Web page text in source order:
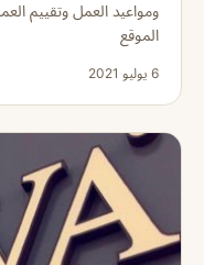
ومواعيد العمل وتقييم
الموقع
6 يوليو 2021